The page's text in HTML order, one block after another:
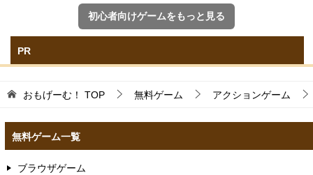
初心者向けゲームをもっと見る
PR
おもげーむ！ TOP 無料ゲーム アクションゲーム
無料ゲーム一覧
ブラウザゲーム